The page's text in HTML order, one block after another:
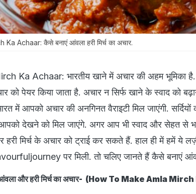
Ka Achaar: कैसे बनाएं आंवला हरी मिर्च का अचार.
Ka Achaar: भारतीय खाने में अचार की अहम भूमिका
को पेयर किया जाता है. अचार न सिर्फ खाने के स्वाद को
में आपको अचार की अनगिनत वैराइटी मिल जाएंगी.
देखने को मिल जाएंगे. अगर आप भी स्वाद और सेहत से
मिर्च के अचार को ट्राई कर सकते हैं. हाल ही में हमें ये
पर मिली. तो चलिए जानते हैं कैसे बनाएं
और हरी मिर्च का अचार- (How To Make Amla